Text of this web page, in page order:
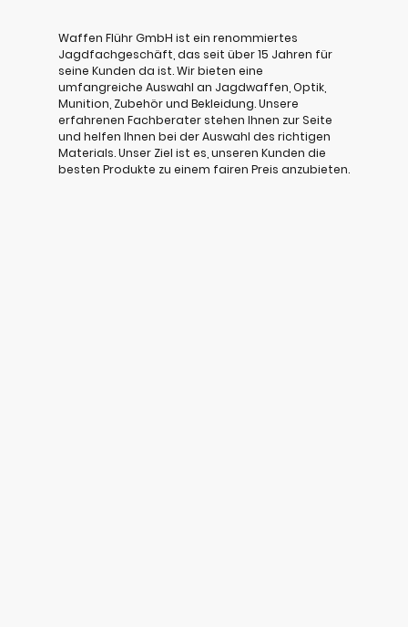
Waffen Flühr GmbH ist ein renommiertes
Jagdfachgeschäft, das seit über 15 Jahren für
seine Kunden da ist. Wir bieten eine
umfangreiche Auswahl an Jagdwaffen, Optik,
Munition, Zubehör und Bekleidung. Unsere
erfahrenen Fachberater stehen Ihnen zur Seite
und helfen Ihnen bei der Auswahl des richtigen
Materials. Unser Ziel ist es, unseren Kunden die
besten Produkte zu einem fairen Preis anzubieten.